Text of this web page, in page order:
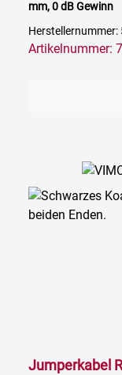
mm, 0 dB Gewinn
Artikelnummer:
Jumperkabel